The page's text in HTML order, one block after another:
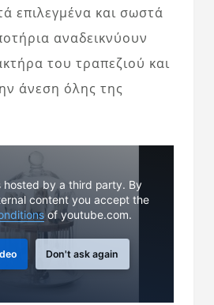
επιλεγμένα και σωστά
αναδεικνύουν
του τραπεζιού και
άνεση όλης της
hosted by a third party. By
content you accept the
of youtube.com.
Don't ask again